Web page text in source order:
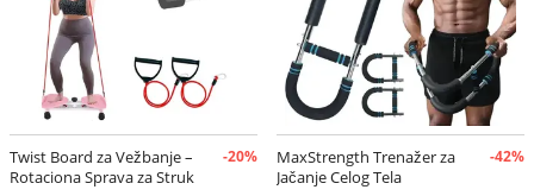
Twist Board za Vežbanje –
Rotaciona Sprava za Struk
-20%
MaxStrength Trenažer za
Jačanje Celog Tela
-42%